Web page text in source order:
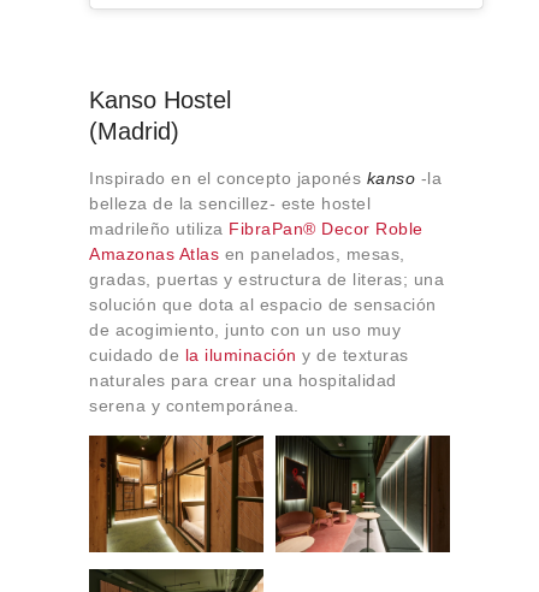
Kanso Hostel
(Madrid)
Inspirado en el concepto japonés kanso -la
belleza de la sencillez- este hostel
madrileño utiliza FibraPan® Decor Roble
Amazonas Atlas en panelados, mesas,
gradas, puertas y estructura de literas; una
solución que dota al espacio de sensación
de acogimiento, junto con un uso muy
cuidado de la iluminación y de texturas
naturales para crear una hospitalidad
serena y contemporánea.